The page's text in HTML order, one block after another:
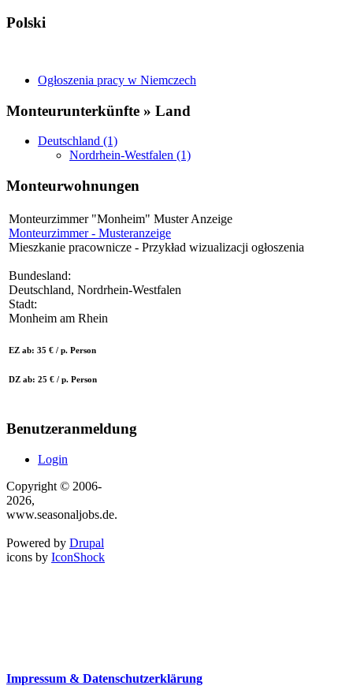
Polski
Ogłoszenia pracy w Niemczech
Monteurunterkünfte » Land
Deutschland (1)
Nordrhein-Westfalen (1)
Monteurwohnungen
Monteurzimmer "Monheim" Muster Anzeige
Monteurzimmer - Musteranzeige
Mieszkanie pracownicze - Przykład wizualizacji ogłoszenia
Bundesland:
Deutschland, Nordrhein-Westfalen
Stadt:
Monheim am Rhein
EZ ab: 35 € / p. Person
DZ ab: 25 € / p. Person
Benutzeranmeldung
Login
Copyright © 2006-
2026,
www.seasonaljobs.de.
Powered by Drupal
icons by IconShock
Impressum & Datenschutzerklärung